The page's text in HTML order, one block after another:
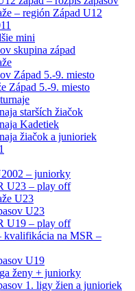
– región Západ U12
mini
skupina západ
Západ 5.-9. miesto
Západ 5.-9. miesto
starších žiačok
Kadetiek
žiačok a junioriek
– juniorky
U23 – play off
U23
U23
U19 – play off
kvalifikácia na MSR –
U19
ženy + juniorky
1. ligy žien a junioriek